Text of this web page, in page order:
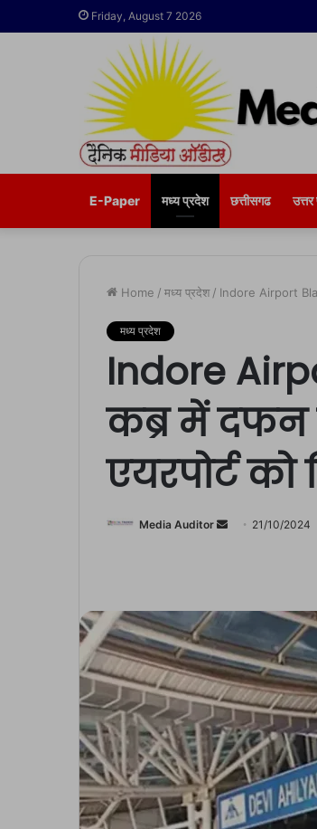
Friday, August 7 2026
E-Paper मध्य प्रदेश छत्तीसगढ उत्तर
Home / मध्य प्रदेश / Indore Airport
मध्य प्रदेश
Indore
कब्र में दफन
एयरपोर्ट
Media Auditor
Send 21/10/2024